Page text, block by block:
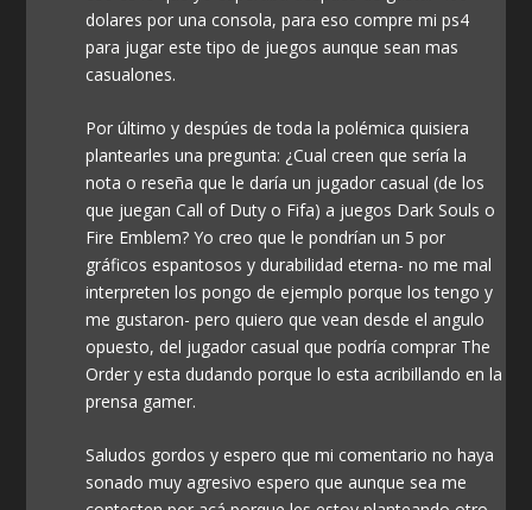
dolares por una consola, para eso compre mi ps4
para jugar este tipo de juegos aunque sean mas
casualones.
Por último y despúes de toda la polémica quisiera
plantearles una pregunta: ¿Cual creen que sería la
nota o reseña que le daría un jugador casual (de los
que juegan Call of Duty o Fifa) a juegos Dark Souls o
Fire Emblem? Yo creo que le pondrían un 5 por
gráficos espantosos y durabilidad eterna- no me mal
interpreten los pongo de ejemplo porque los tengo y
me gustaron- pero quiero que vean desde el angulo
opuesto, del jugador casual que podría comprar The
Order y esta dudando porque lo esta acribillando en la
prensa gamer.
Saludos gordos y espero que mi comentario no haya
sonado muy agresivo espero que aunque sea me